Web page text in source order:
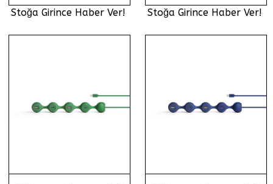
Stoğa Girince Haber Ver! Stoğa Girince Haber Ver!